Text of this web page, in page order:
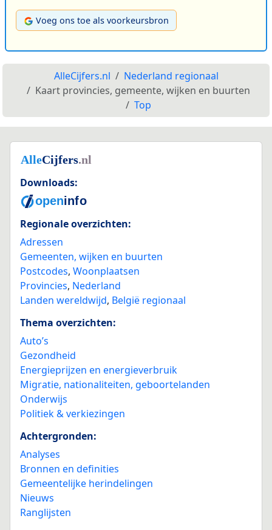
Voeg ons toe als voorkeursbron
AlleCijfers.nl
Nederland regionaal
Kaart provincies, gemeente, wijken en buurten
Top
Downloads:
Regionale overzichten:
Adressen
Gemeenten, wijken en buurten
Postcodes, Woonplaatsen
Provincies, Nederland
Landen wereldwijd, België regionaal
Thema overzichten:
Auto’s
Gezondheid
Energieprijzen en energieverbruik
Migratie, nationaliteiten, geboortelanden
Onderwijs
Politiek & verkiezingen
Achtergronden:
Analyses
Bronnen en definities
Gemeentelijke herindelingen
Nieuws
Ranglijsten